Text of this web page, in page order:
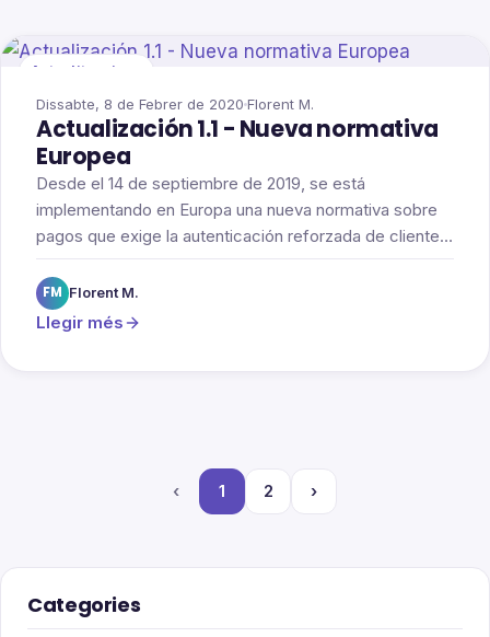
Actualitzacions
Dissabte, 8 de Febrer de 2020 Florent M.
Actualización 1.1 - Nueva normativa
Europea
Desde el 14 de septiembre de 2019, se está
implementando en Europa una nueva normativa sobre
pagos que exige la autenticación reforzada de clientes
(SCA) para muchos de los pagos por Internet
efectuados en el Espacio Económico Europeo (EEE).
FM Florent M.
Llegir més
‹ 1 2 ›
Categories